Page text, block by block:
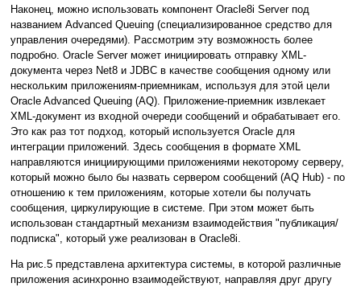
Наконец, можно использовать компонент Oracle8i Server под
названием Advanced Queuing (специализированное средство для
управления очередями). Рассмотрим эту возможность более
подробно. Oracle Server может инициировать отправку XML-
документа через Net8 и JDBC в качестве сообщения одному или
нескольким приложениям-приемникам, используя для этой цели
Oracle Advanced Queuing (AQ). Приложение-приемник извлекает
XML-документ из входной очереди сообщений и обрабатывает его.
Это как раз тот подход, который используется Oracle для
интеграции приложений. Здесь сообщения в формате XML
направляются инициирующими приложениями некоторому серверу,
который можно было бы назвать сервером сообщений (AQ Hub) - по
отношению к тем приложениям, которые хотели бы получать
сообщения, циркулирующие в системе. При этом может быть
использован стандартный механизм взаимодействия "публикация/
подписка", который уже реализован в Oracle8i.
На рис.5 представлена архитектура системы, в которой различные
приложения асинхронно взаимодействуют, направляя друг другу